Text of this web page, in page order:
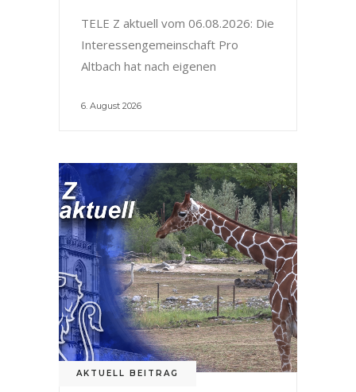
TELE Z aktuell vom 06.08.2026: Die
Interessengemeinschaft Pro
Altbach hat nach eigenen
6. August 2026
AKTUELL BEITRAG